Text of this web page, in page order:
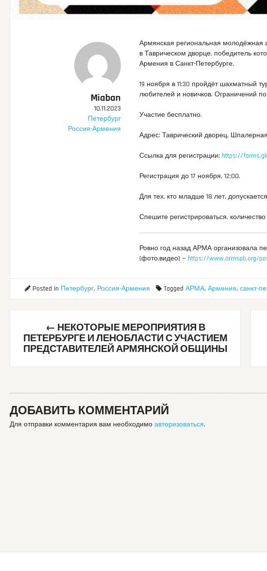
Miaban
10.11.2023
Петербург
Россия-Армения
Армянская региональная молодёжная
в Таврическом дворце, победитель
Армения в Санкт-Петербурге.
19 ноября в 11:30 пройдёт шахматный
любителей и новичков. Ограничений
Участие бесплатно.
Адрес: Таврический дворец,
Ссылка для регистрации: https://
Регистрация до 17 ноября, 12:00.
Для тех, кто младше 18 лет,
Спешите регистрироваться,
Ровно год назад АРМА организовала
(фото,видео) — https://www.armspb.org/
Posted in Петербург, Россия-Армения Tagged АРМА, Армения, санкт-
navigation
← НЕКОТОРЫЕ МЕРОПРИЯТИЯ В
ПЕТЕРБУРГЕ И ЛЕНОБЛАСТИ С УЧАСТИЕМ
ПРЕДСТАВИТЕЛЕЙ АРМЯНСКОЙ ОБЩИНЫ
ДОБАВИТЬ КОММЕНТАРИЙ
Для отправки комментария вам необходимо авторизоваться.